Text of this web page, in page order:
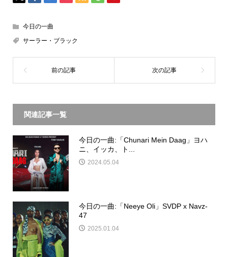
今日の一曲
サーラー・ブラック
関連記事一覧
今日の一曲:「Chunari Mein Daag」ヨハ
ニ、イッカ、ト...
2024.05.04
今日の一曲:「Neeye Oli」SVDP x Navz-
47
2025.01.04